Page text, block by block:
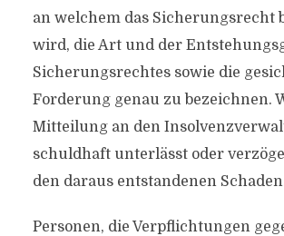
an welchem das Sicherungsrecht
wird, die Art und der
Sicherungsrechtes sowie die
Forderung genau zu bezeichnen.
Mitteilung an den
schuldhaft unterlässt oder
den daraus entstandenen
Personen, die Verpflichtungen